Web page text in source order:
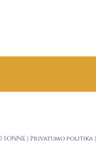
SONNE | Privatumo politika|